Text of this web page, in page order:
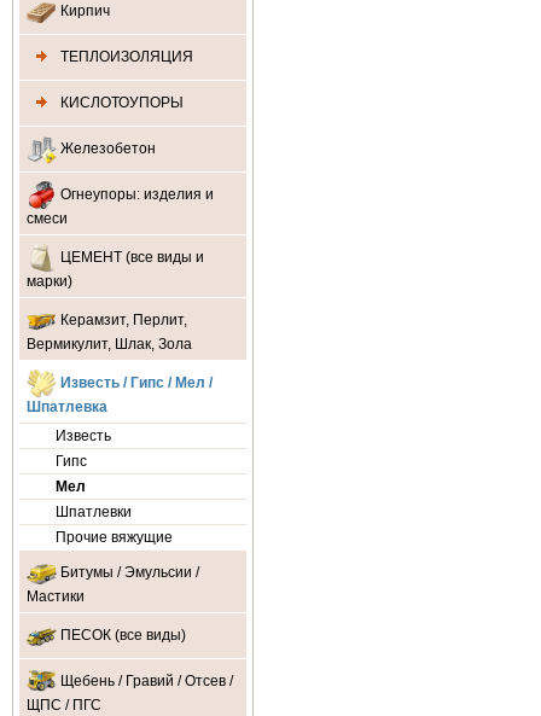
Кирпич
ТЕПЛОИЗОЛЯЦИЯ
КИСЛОТОУПОРЫ
Железобетон
Огнеупоры: изделия и
смеси
ЦЕМЕНТ (все виды и
марки)
Керамзит, Перлит,
Вермикулит, Шлак, Зола
Известь / Гипс / Мел /
Шпатлевка
Известь
Гипс
Мел
Шпатлевки
Прочие вяжущие
Битумы / Эмульсии /
Мастики
ПЕСОК (все виды)
Щебень / Гравий / Отсев /
ЩПС / ПГС